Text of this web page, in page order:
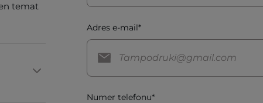
temat
Adres e-mail*
Numer telefonu*